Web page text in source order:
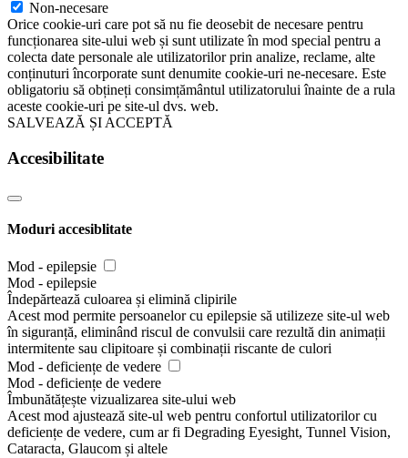
Non-necesare
Orice cookie-uri care pot să nu fie deosebit de necesare pentru
funcționarea site-ului web și sunt utilizate în mod special pentru a
colecta date personale ale utilizatorilor prin analize, reclame, alte
conținuturi încorporate sunt denumite cookie-uri ne-necesare. Este
obligatoriu să obțineți consimțământul utilizatorului înainte de a rula
aceste cookie-uri pe site-ul dvs. web.
SALVEAZĂ ȘI ACCEPTĂ
Accesibilitate
Moduri accesiblitate
Mod - epilepsie
Mod - epilepsie
Îndepărtează culoarea și elimină clipirile
Acest mod permite persoanelor cu epilepsie să utilizeze site-ul web
în siguranță, eliminând riscul de convulsii care rezultă din animații
intermitente sau clipitoare și combinații riscante de culori
Mod - deficiențe de vedere
Mod - deficiențe de vedere
Îmbunătățește vizualizarea site-ului web
Acest mod ajustează site-ul web pentru confortul utilizatorilor cu
deficiențe de vedere, cum ar fi Degrading Eyesight, Tunnel Vision,
Cataracta, Glaucom și altele